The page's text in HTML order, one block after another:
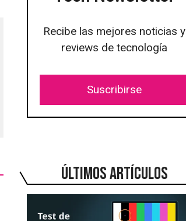
Recibe las mejores noticias y
reviews de tecnología
Suscribirse
ÚLTIMOS ARTÍCULOS